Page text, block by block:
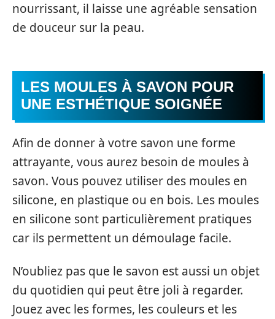
nourrissant, il laisse une agréable sensation
de douceur sur la peau.
LES MOULES À SAVON POUR
UNE ESTHÉTIQUE SOIGNÉE
Afin de donner à votre savon une forme
attrayante, vous aurez besoin de moules à
savon. Vous pouvez utiliser des moules en
silicone, en plastique ou en bois. Les moules
en silicone sont particulièrement pratiques
car ils permettent un démoulage facile.
N’oubliez pas que le savon est aussi un objet
du quotidien qui peut être joli à regarder.
Jouez avec les formes, les couleurs et les